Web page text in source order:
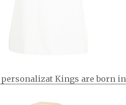
Kings are born in